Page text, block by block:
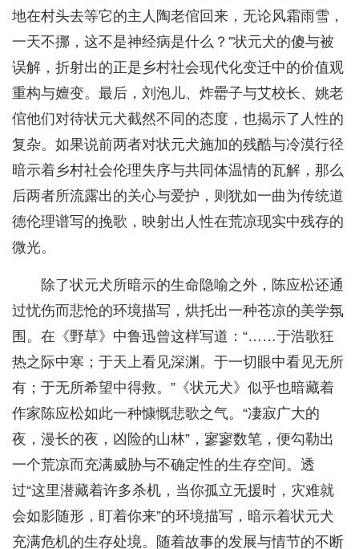
地在村头去等它的主人陶老倌回来，无论风霜雨雪，
一天不挪，这不是神经病是什么？”状元犬的傻与被
误解，折射出的正是乡村社会现代化变迁中的价值观
重构与嬗变。最后，刘泡儿、炸罍子与艾校长、姚老
倌他们对待状元犬截然不同的态度，也揭示了人性的
复杂。如果说前两者对状元犬施加的残酷与冷漠行径
暗示着乡村社会伦理失序与共同体温情的瓦解，那么
后两者所流露出的关心与爱护，则犹如一曲为传统道
德伦理谱写的挽歌，映射出人性在荒凉现实中残存的
微光。
除了状元犬所暗示的生命隐喻之外，陈应松还通
过忧伤而悲怆的环境描写，烘托出一种苍凉的美学氛
围。在《野草》中鲁迅曾这样写道：“……于浩歌狂
热之际中寒；于天上看见深渊。于一切眼中看见无所
有；于无所希望中得救。”《状元犬》似乎也暗藏着
作家陈应松如此一种慷慨悲歌之气。“凄寂广大的
夜，漫长的夜，凶险的山林”，寥寥数笔，便勾勒出
一个荒凉而充满威胁与不确定性的生存空间。透
过“这里潜藏着许多杀机，当你孤立无援时，灾难就
会如影随形，盯着你来”的环境描写，暗示着状元犬
充满危机的生存处境。随着故事的发展与情节的不断